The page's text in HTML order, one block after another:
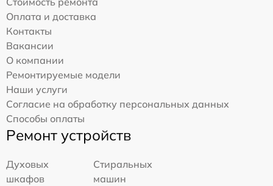
Оплата и доставка
Контакты
Вакансии
О компании
Ремонтируемые модели
Наши услуги
Согласие на обработку персональных данных
Способы оплаты
Ремонт устройств
Духовых
шкафов
Стиральных
машин